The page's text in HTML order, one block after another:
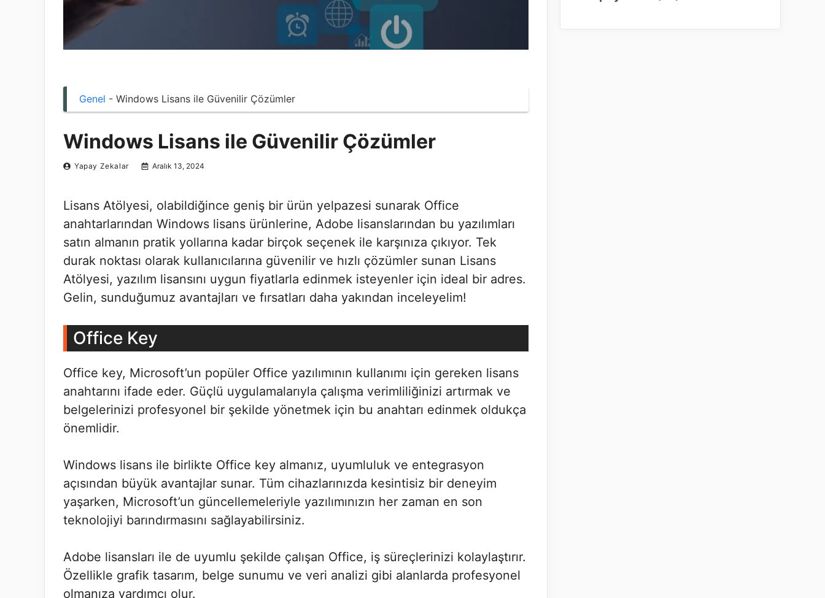
Genel - Windows Lisans ile Güvenilir Çözümler
Windows Lisans ile Güvenilir Çözümler
Yapay Zekalar Aralık 13, 2024
Lisans Atölyesi, olabildiğince geniş bir ürün yelpazesi sunarak Office
anahtarlarından Windows lisans ürünlerine, Adobe lisanslarından bu yazılımları
satın almanın pratik yollarına kadar birçok seçenek ile karşınıza çıkıyor. Tek
durak noktası olarak kullanıcılarına güvenilir ve hızlı çözümler sunan Lisans
Atölyesi, yazılım lisansını uygun fiyatlarla edinmek isteyenler için ideal bir adres.
Gelin, sunduğumuz avantajları ve fırsatları daha yakından inceleyelim!
Office Key
Office key, Microsoft’un popüler Office yazılımının kullanımı için gereken lisans
anahtarını ifade eder. Güçlü uygulamalarıyla çalışma verimliliğinizi artırmak ve
belgelerinizi profesyonel bir şekilde yönetmek için bu anahtarı edinmek oldukça
önemlidir.
Windows lisans ile birlikte Office key almanız, uyumluluk ve entegrasyon
açısından büyük avantajlar sunar. Tüm cihazlarınızda kesintisiz bir deneyim
yaşarken, Microsoft’un güncellemeleriyle yazılımınızın her zaman en son
teknolojiyi barındırmasını sağlayabilirsiniz.
Adobe lisansları ile de uyumlu şekilde çalışan Office, iş süreçlerinizi kolaylaştırır.
Özellikle grafik tasarım, belge sunumu ve veri analizi gibi alanlarda profesyonel
olmanıza yardımcı olur.